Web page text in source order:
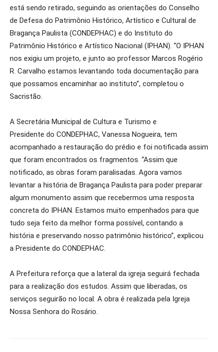
está sendo retirado, seguindo as orientações do Conselho
de Defesa do Patrimônio Histórico, Artístico e Cultural de
Bragança Paulista (CONDEPHAC) e do Instituto do
Patrimônio Histórico e Artístico Nacional (IPHAN). “O IPHAN
nos exigiu um projeto, e junto ao professor Marcos Rogério
R. Carvalho estamos levantando toda documentação para
que possamos encaminhar ao instituto”, completou o
Sacristão.
A Secretária Municipal de Cultura e Turismo e
Presidente do CONDEPHAC, Vanessa Nogueira, tem
acompanhado a restauração do prédio e foi notificada assim
que foram encontrados os fragmentos. “Assim que
notificado, as obras foram paralisadas. Agora vamos
levantar a história de Bragança Paulista para poder preparar
algum monumento assim que recebermos uma resposta
concreta do IPHAN. Estamos muito empenhados para que
tudo seja feito da melhor forma possível, contando a
história e preservando nosso patrimônio histórico”, explicou
a Presidente do CONDEPHAC.
A Prefeitura reforça que a lateral da igreja seguirá fechada
para a realização dos estudos. Assim que liberadas, os
serviços seguirão no local. A obra é realizada pela Igreja
Nossa Senhora do Rosário.